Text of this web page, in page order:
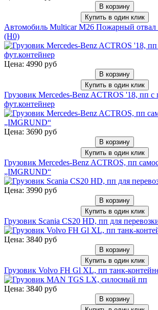
В корзину
Купить в один клик
Автомобиль Multicar M26 Пожарный отвал
(H0)
Цена: 4990 руб
В корзину
Купить в один клик
Грузовик Mercedes-Benz ACTROS '18, пп с
фут.контейнер
Цена: 3690 руб
В корзину
Купить в один клик
Грузовик Mercedes-Benz ACTROS, пп
„IMGRUND“
Цена: 3990 руб
В корзину
Купить в один клик
Грузовик Scania CS20 HD, пп для
Цена: 3840 руб
В корзину
Купить в один клик
Грузовик Volvo FH Gl XL, пп танк-
Цена: 3840 руб
В корзину